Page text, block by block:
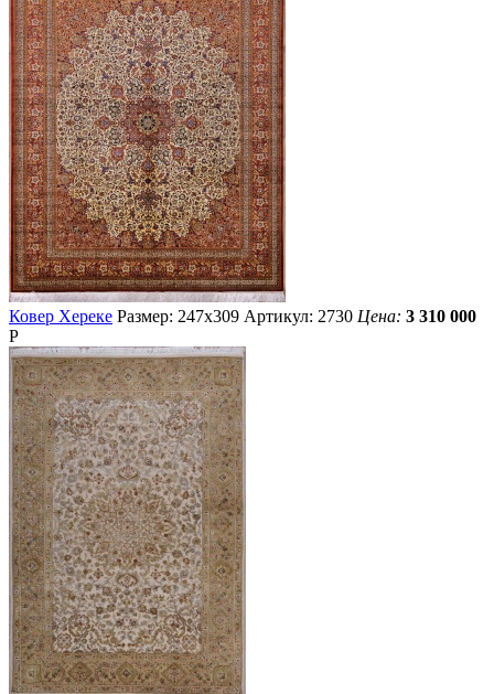
Ковер Хереке Размер: 247х309 Артикул: 2730 Цена: 3 310 000
Р